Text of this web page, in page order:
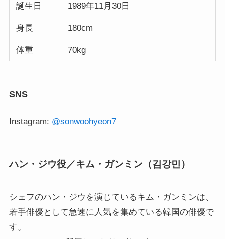
誕生日 1989年11月30日
身長 180cm
体重 70kg
SNS
Instagram: @sonwoohyeon7
ハン・ジウ役／キム・ガンミン（김강민）
シェフのハン・ジウを演じているキム・ガンミンは、
若手俳優として急速に人気を集めている韓国の俳優で
す。